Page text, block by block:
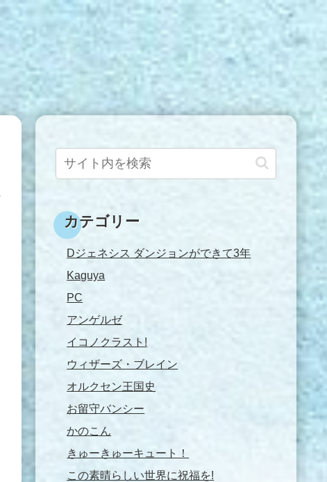
カテゴリー
Dジェネシス ダンジョンができて3年
Kaguya
PC
アンゲルゼ
イコノクラスト!
ウィザーズ・ブレイン
オルクセン王国史
お留守バンシー
かのこん
きゅーきゅーキュート！
この素晴らしい世界に祝福を!